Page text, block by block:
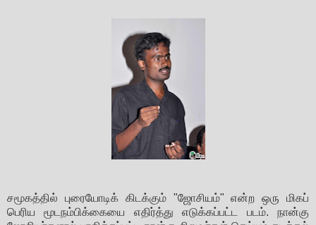
சமூகத்தில் புரையோடிக் கிடக்கும் "ஜோசியம்" என்ற ஒரு மிகப்
பெரிய மூடநம்பிக்கையை எதிர்த்து எடுக்கப்பட்ட படம். நான்கு